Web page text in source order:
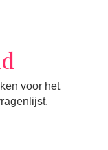
voor het